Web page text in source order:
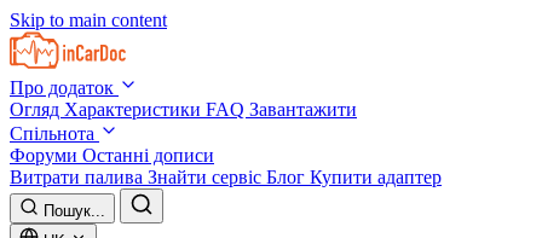
Skip to main content
Про додаток
Огляд Характеристики FAQ Завантажити
Спільнота
Форуми Останні дописи
Витрати палива Знайти сервіс Блог Купити адаптер
Пошук...